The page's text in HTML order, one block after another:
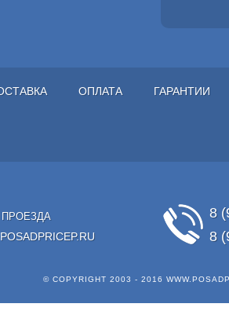
ОПЛАТА ГАРАНТИИ
8
8
© COPYRIGHT 2003 - 2016